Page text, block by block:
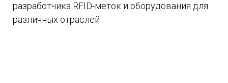
разработчика RFID-меток и оборудования для
различных отраслей